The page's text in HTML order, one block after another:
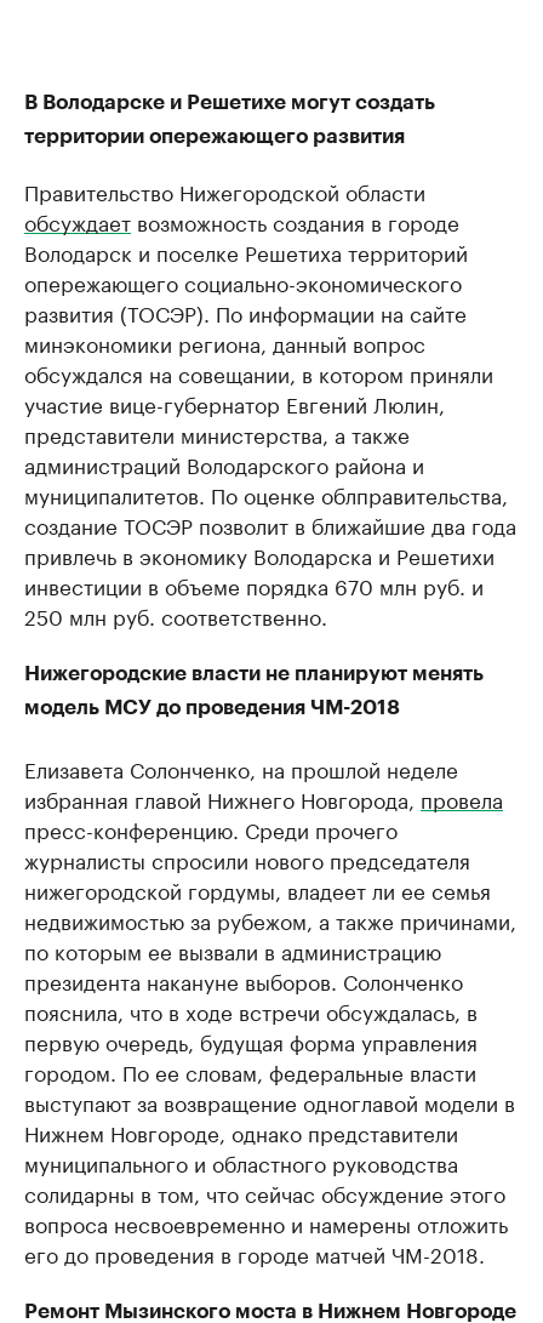
В Володарске и Решетихе могут создать
территории опережающего развития
Правительство Нижегородской области
обсуждает возможность создания в городе
Володарск и поселке Решетиха территорий
опережающего социально-экономического
развития (ТОСЭР). По информации на сайте
минэкономики региона, данный вопрос
обсуждался на совещании, в котором приняли
участие вице-губернатор Евгений Люлин,
представители министерства, а также
администраций Володарского района и
муниципалитетов. По оценке облправительства,
создание ТОСЭР позволит в ближайшие два года
привлечь в экономику Володарска и Решетихи
инвестиции в объеме порядка 670 млн руб. и
250 млн руб. соответственно.
Нижегородские власти не планируют менять
модель МСУ до проведения ЧМ-2018
Елизавета Солонченко, на прошлой неделе
избранная главой Нижнего Новгорода, провела
пресс-конференцию. Среди прочего
журналисты спросили нового председателя
нижегородской гордумы, владеет ли ее семья
недвижимостью за рубежом, а также причинами,
по которым ее вызвали в администрацию
президента накануне выборов. Солонченко
пояснила, что в ходе встречи обсуждалась, в
первую очередь, будущая форма управления
городом. По ее словам, федеральные власти
выступают за возвращение одноглавой модели в
Нижнем Новгороде, однако представители
муниципального и областного руководства
солидарны в том, что сейчас обсуждение этого
вопроса несвоевременно и намерены отложить
его до проведения в городе матчей ЧМ-2018.
Ремонт Мызинского моста в Нижнем Новгороде